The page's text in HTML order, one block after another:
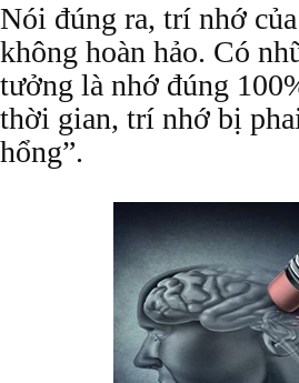
Nói đúng ra, trí nhớ
không hoàn hảo. Có
tưởng là nhớ đúng
thời gian, trí nhớ bị
hổng”.